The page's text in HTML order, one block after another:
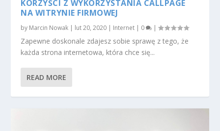
KORZYŚCI Z WYKORZYSTANIA CALLPAGE
NA WITRYNIE FIRMOWEJ
by Marcin Nowak | lut 20, 2020 | Internet | 0 |
Zapewne doskonale zdajesz sobie sprawę z tego, że
każda strona internetowa, która chce się...
READ MORE